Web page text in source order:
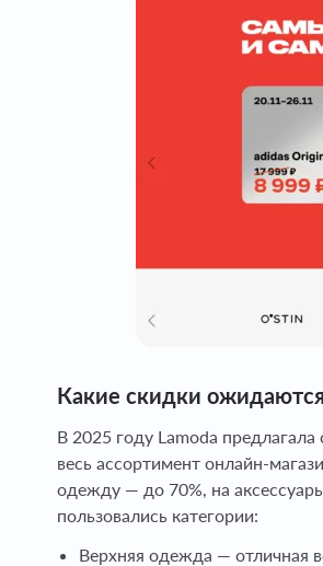
Какие скидки
В 2025 году Lamoda
весь ассортимент онлайн-
одежду — до 70%, на
пользовались категории:
Верхняя одежда — отличная